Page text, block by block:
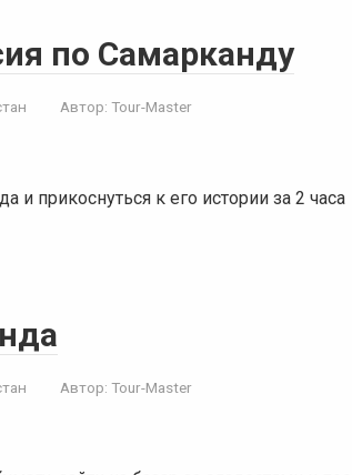
по Самарканду
Автор: Tour-Master
и прикоснуться к его истории за 2 часа
Автор: Tour-Master